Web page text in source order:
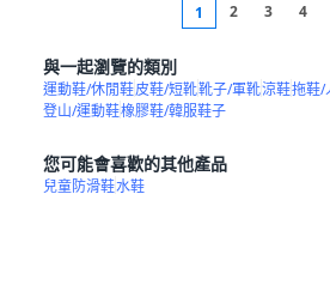
1 2 3 4
與一起瀏覽的類別
運動鞋/休閒鞋皮鞋/短靴靴子/軍靴涼鞋拖鞋/
登山/運動鞋橡膠鞋/韓服鞋子
您可能會喜歡的其他產品
兒童防滑鞋水鞋